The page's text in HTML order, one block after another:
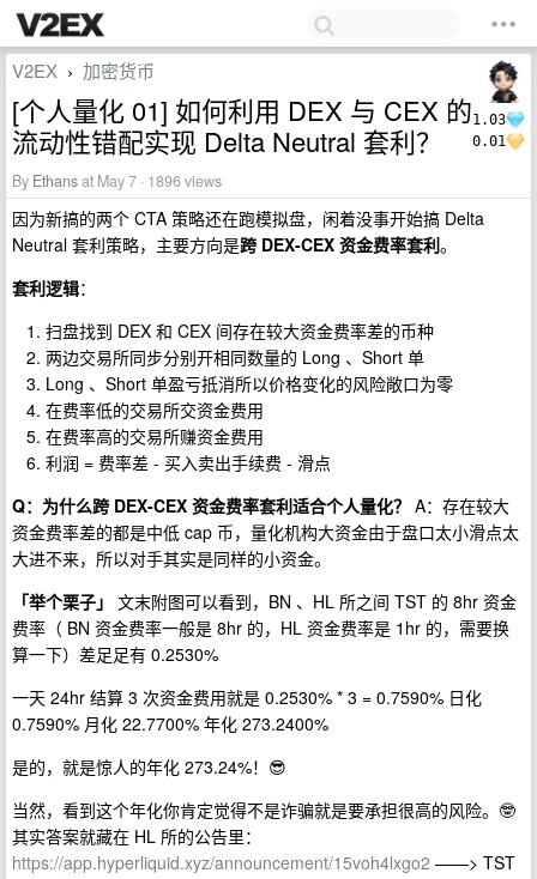
1.03
0.01
V2EX › 加密货币
[个人量化 01] 如何利用 DEX 与 CEX 的
流动性错配实现 Delta Neutral 套利？
By Ethansat May 7 · 1896 views
因为新搞的两个 CTA 策略还在跑模拟盘，闲着没事开始搞 Delta
Neutral 套利策略，主要方向是跨 DEX-CEX 资金费率套利。
套利逻辑：
扫盘找到 DEX 和 CEX 间存在较大资金费率差的币种
两边交易所同步分别开相同数量的 Long 、Short 单
Long 、Short 单盈亏抵消所以价格变化的风险敞口为零
在费率低的交易所交资金费用
在费率高的交易所赚资金费用
利润 = 费率差 - 买入卖出手续费 - 滑点
Q：为什么跨 DEX-CEX 资金费率套利适合个人量化？ A：存在较大
资金费率差的都是中低 cap 币，量化机构大资金由于盘口太小滑点太
大进不来，所以对手其实是同样的小资金。
「举个栗子」 文末附图可以看到，BN 、HL 所之间 TST 的 8hr 资金
费率（ BN 资金费率一般是 8hr 的，HL 资金费率是 1hr 的，需要换
算一下）差足足有 0.2530%
一天 24hr 结算 3 次资金费用就是 0.2530% * 3 = 0.7590% 日化
0.7590% 月化 22.7700% 年化 273.2400%
是的，就是惊人的年化 273.24%！😎
当然，看到这个年化你肯定觉得不是诈骗就是要承担很高的风险。🤓
其实答案就藏在 HL 所的公告里：
https://app.hyperliquid.xyz/announcement/15voh4lxgo2 ——> TST